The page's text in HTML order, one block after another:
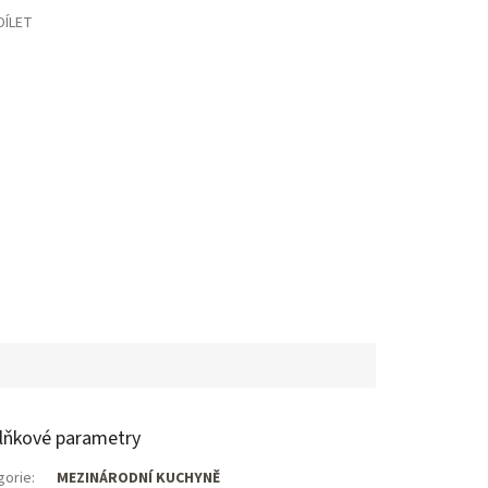
parametry
:
MEZINÁRODNÍ KUCHYNĚ